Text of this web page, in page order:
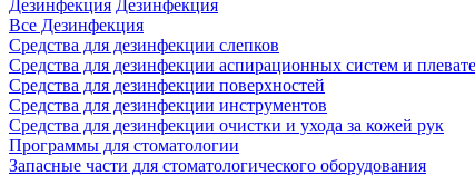
Дезинфекция Дезинфекция
Все Дезинфекция
Средства для дезинфекции слепков
Средства для дезинфекции аспирационных систем и
Средства для дезинфекции поверхностей
Средства для дезинфекции инструментов
Средства для дезинфекции очистки и ухода за кожей рук
Программы для стоматологии
Запасные части для стоматологического оборудования